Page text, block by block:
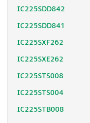
IC225SDD842
IC225SDD841
IC225SXF262
IC225SXE262
IC225STS008
IC225STS004
IC225STB008